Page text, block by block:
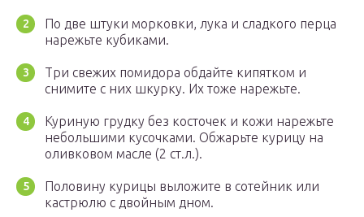
По две штуки морковки, лука и сладкого перца
нарежьте кубиками.
Три свежих помидора обдайте кипятком и
снимите с них шкурку. Их тоже нарежьте.
Куриную грудку без косточек и кожи нарежьте
небольшими кусочками. Обжарьте курицу на
оливковом масле (2 ст.л.).
Половину курицы выложите в сотейник или
кастрюлю с двойным дном.